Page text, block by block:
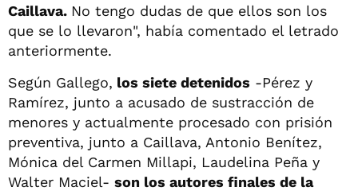
Caillava. No tengo dudas de que ellos son los
que se lo llevaron", había comentado el letrado
anteriormente.
Según Gallego, los siete detenidos -Pérez y
Ramírez, junto a acusado de sustracción de
menores y actualmente procesado con prisión
preventiva, junto a Caillava, Antonio Benítez,
Mónica del Carmen Millapi, Laudelina Peña y
Walter Maciel- son los autores finales de la